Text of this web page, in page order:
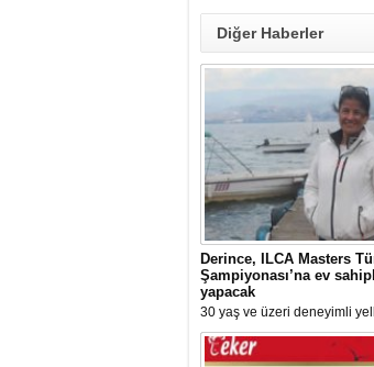
Diğer Haberler
Derince, ILCA Masters
Şampiyonası’na ev
yapacak
30 yaş ve üzeri deneyimli
mücadele ettiği ILCA
Türkiye Şampiyonası, bu yıl
Derince ilçesinde